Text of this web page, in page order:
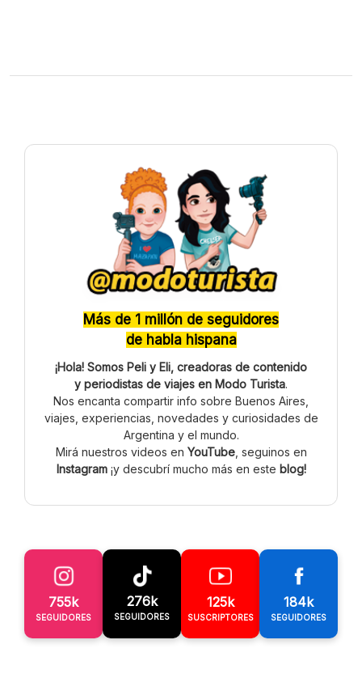
Más de 1 millón de seguidores
de habla hispana
¡Hola! Somos Peli y Eli, creadoras de contenido
y periodistas de viajes en Modo Turista.
Nos encanta compartir info sobre Buenos Aires,
viajes, experiencias, novedades y curiosidades de
Argentina y el mundo.
Mirá nuestros videos en YouTube, seguinos en
Instagram¡y descubrí mucho más en este blog!
755k
SEGUIDORES
276k
SEGUIDORES
125k
SUSCRIPTORES
184k
SEGUIDORES